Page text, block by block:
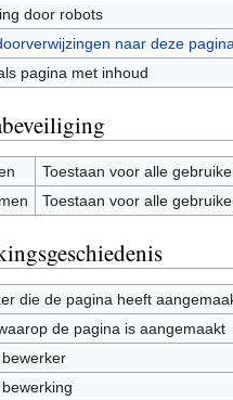
door robots
naar deze
pagina met inhoud
Toestaan voor alle
Toestaan voor alle
die de pagina heeft
de pagina is aangemaakt